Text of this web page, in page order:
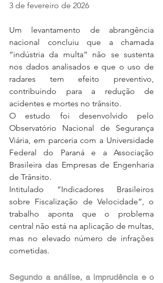
3 de fevereiro de 2026
Um levantamento de abrangência
nacional concluiu que a chamada
“indústria da multa” não se sustenta
nos dados analisados e que o uso de
radares tem efeito preventivo,
contribuindo para a redução de
acidentes e mortes no trânsito.
O estudo foi desenvolvido pelo
Observatório Nacional de Segurança
Viária, em parceria com a Universidade
Federal do Paraná e a Associação
Brasileira das Empresas de Engenharia
de Trânsito.
Intitulado “Indicadores Brasileiros
sobre Fiscalização de Velocidade”, o
trabalho aponta que o problema
central não está na aplicação de multas,
mas no elevado número de infrações
cometidas.
Segundo a análise, a imprudência e o